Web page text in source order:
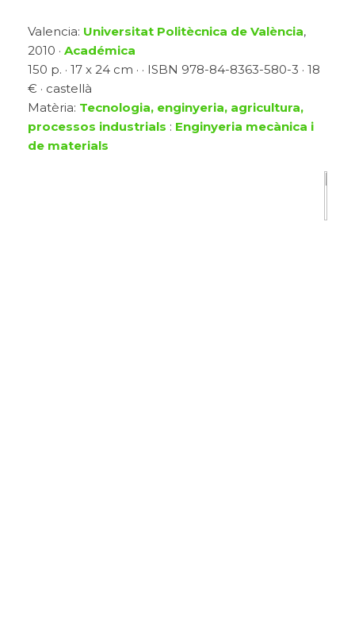
Valencia: Universitat Politècnica de València,
2010 · Académica
150 p. · 17 x 24 cm · · ISBN 978-84-8363-580-3 · 18
€ · castellà
Matèria: Tecnologia, enginyeria, agricultura,
processos industrials : Enginyeria mecànica i
de materials